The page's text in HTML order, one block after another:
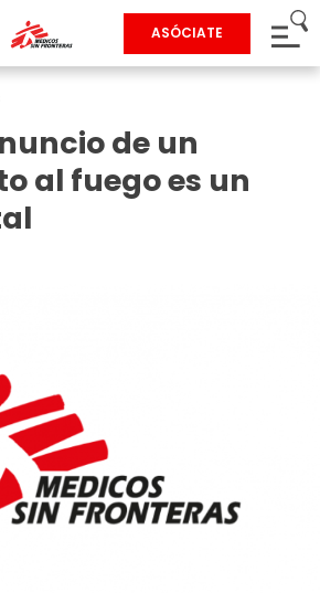
ASÓCIATE
de un
al fuego es un